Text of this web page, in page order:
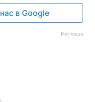
в Google
Реклама